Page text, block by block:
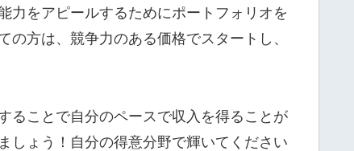
をアピールするためにポートフォリオを
方は、競争力のある価格でスタートし、
ることで自分のペースで収入を得ることが
しょう！自分の得意分野で輝いてください